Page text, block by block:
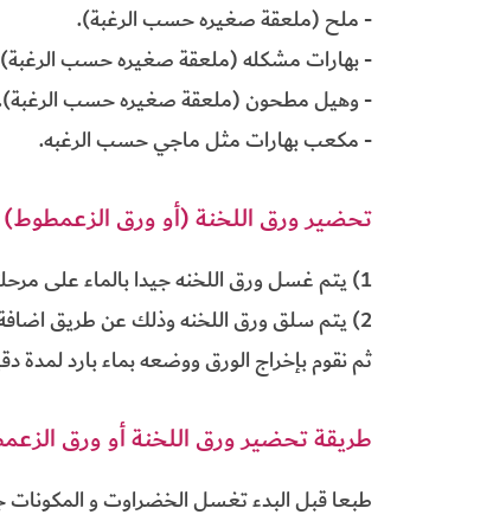
- ملح (ملعقة صغيره حسب الرغبة).
- بهارات مشكله (ملعقة صغيره حسب
- وهيل مطحون (ملعقة صغيره حسب
- مكعب بهارات مثل ماجي حسب الرغبه.
تحضير ورق اللخنة (أو ورق الزعمطوط)
1) يتم غسل ورق اللخنه جيدا بالماء على مرحلتين و يصفى.
2) يتم سلق ورق اللخنه وذلك عن طريق
ثم نقوم بإخراج الورق ووضعه بماء بارد
طريقة تحضير ورق اللخنة أو ورق
طبعا قبل البدء تغسل الخضراوت و المكونات